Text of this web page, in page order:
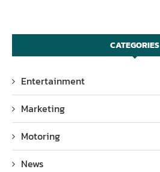
CATEGORIES
Entertainment
Marketing
Motoring
News